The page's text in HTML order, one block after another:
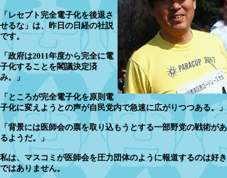
「レセプト完全電子化を後退さ
せるな」は、昨日の日経の社説
です。
「政府は2011年度から完全に電
子化することを閣議決定済
み。」
「ところが完全電子化を原則電
子化に変えようとの声が自民党内で急速に広がりつつある。」
「背景には医師会の票を取り込もうとする一部野党の戦術があ
るようだ。」
私は、マスコミが医師会を圧力団体のように報道するのは好き
ではありません。